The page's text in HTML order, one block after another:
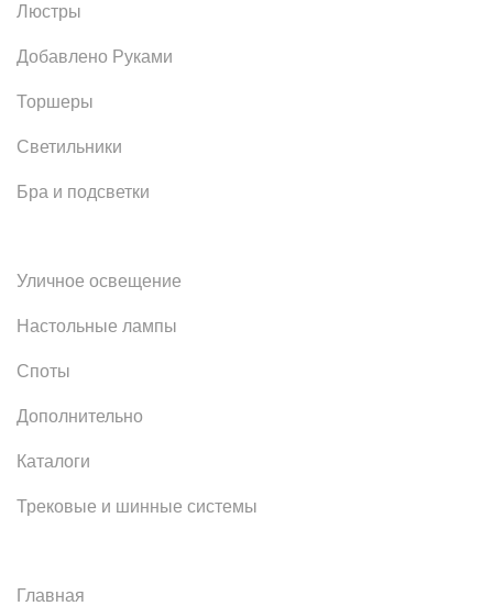
Люстры
Добавлено Руками
Торшеры
Светильники
Бра и подсветки
Уличное освещение
Настольные лампы
Споты
Дополнительно
Каталоги
Трековые и шинные системы
Главная